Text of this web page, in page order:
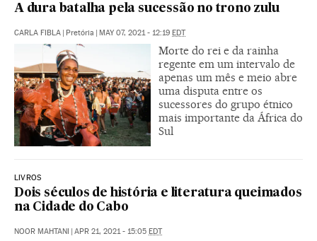
A dura batalha pela sucessão no trono zulu
CARLA FIBLA | Pretória | MAY 07, 2021 - 12:19 EDT
Morte do rei e da rainha
regente em um intervalo de
apenas um mês e meio abre
uma disputa entre os
sucessores do grupo étnico
mais importante da África do
Sul
LIVROS
Dois séculos de história e literatura queimados
na Cidade do Cabo
NOOR MAHTANI | APR 21, 2021 - 15:05 EDT